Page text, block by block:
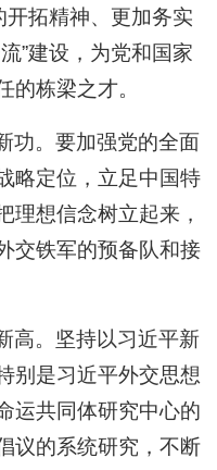
开拓精神、更加务实
”建设，为党和国家
的栋梁之才。
功。要加强党的全面
略定位，立足中国特
理想信念树立起来，
交铁军的预备队和接
高。坚持以习近平新
别是习近平外交思想
运共同体研究中心的
议的系统研究，不断